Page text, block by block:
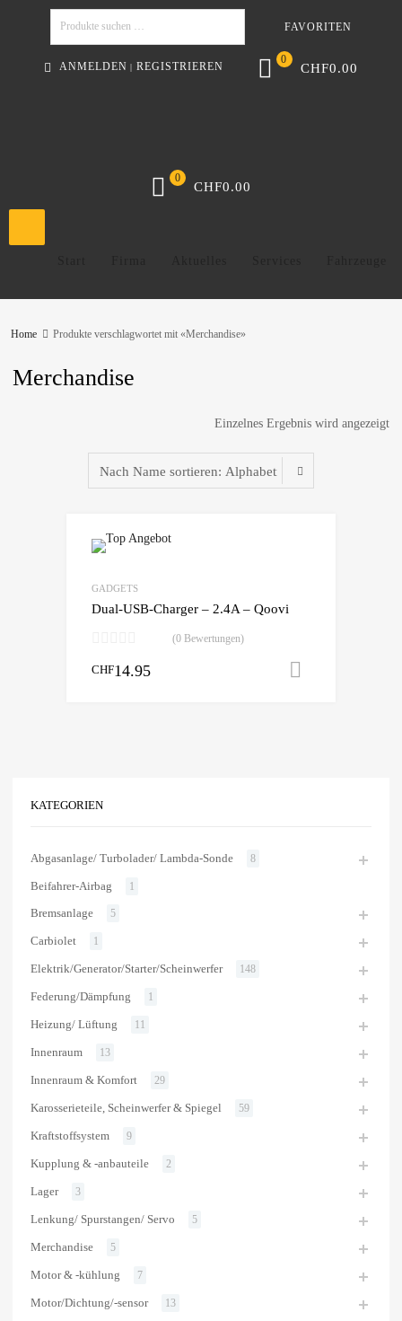
FAVORITEN
ANMELDEN | REGISTRIEREN CHF0.00
0
CHF0.00
0
Home Produkte verschlagwortet mit «Merchandise»
Merchandise
Einzelnes Ergebnis wird angezeigt
GADGETS
Dual-USB-Charger – 2.4A – Qoovi
(0 Bewertungen)
CHF14.95
KATEGORIEN
Abgasanlage/ Turbolader/ Lambda-Sonde 8
Beifahrer-Airbag 1
Bremsanlage 5
Carbiolet 1
Elektrik/Generator/Starter/Scheinwerfer 148
Federung/Dämpfung 1
Heizung/ Lüftung 11
Innenraum 13
Innenraum & Komfort 29
Karosserieteile, Scheinwerfer & Spiegel 59
Kraftstoffsystem 9
Kupplung & -anbauteile 2
Lager 3
Lenkung/ Spurstangen/ Servo 5
Merchandise 5
Motor & -kühlung 7
Motor/Dichtung/-sensor 13